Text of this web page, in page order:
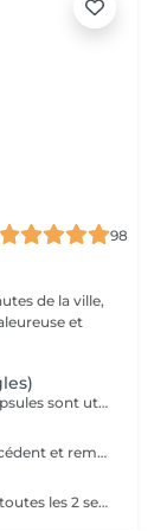
98
de la ville,
et
Prestations sur les 10 doigts des mains. Les capsules sont utilisées quand on souhaite rallonger ses ongles. Nous travaillons avec la marque prestigieuse Alessandro (Germany) pour la base en gel. .
Le remplissage gel inclut la dépose du gel précédent et remplir à nouveau avec du gel. Le remplissage se fait entre 3-4 semaines approx. Au delà le coût peut être plus élevé en fonction du temps supplémentaire Nous travaillons avec la marque prestigieuse Alessandro (Germany) pour la base en gel
La retouche entre remplissage se fait environ toutes les 2 semaines. Un entretien téléphonique est nécessaire pour bien évaluer cette prestation, qui n'est pas à confondre avec un remplissage.